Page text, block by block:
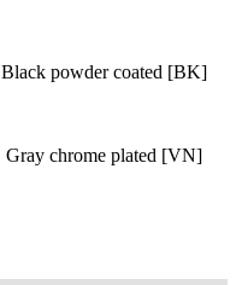
Black powder coated [BK]
Gray chrome plated [VN]